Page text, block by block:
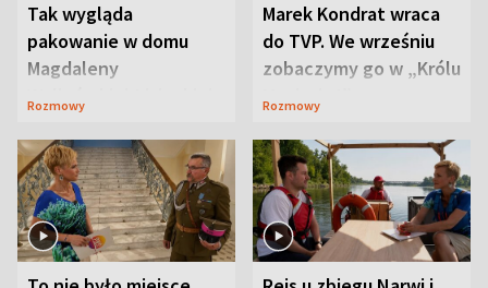
Tak wygląda
pakowanie w domu
Magdaleny
Waligórskiej-Lisieckiej.
Rozmowy
Marek Kondrat wraca
do TVP. We wrześniu
zobaczymy go w „Królu
Maciusiu I”
Rozmowy